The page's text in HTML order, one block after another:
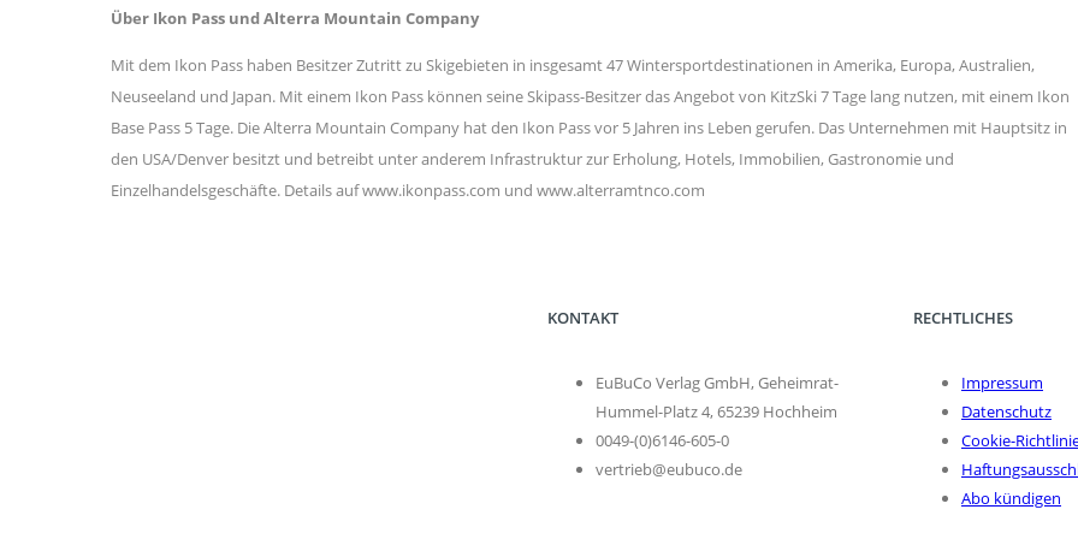
Über Ikon Pass und Alterra Mountain Company
Mit dem Ikon Pass haben Besitzer Zutritt zu Skigebieten in insgesamt 47 Wintersportdestinationen in Amerika, Europa, Australien,
Neuseeland und Japan. Mit einem Ikon Pass können seine Skipass-Besitzer das Angebot von KitzSki 7 Tage lang nutzen, mit einem Ikon
Base Pass 5 Tage. Die Alterra Mountain Company hat den Ikon Pass vor 5 Jahren ins Leben gerufen. Das Unternehmen mit Hauptsitz in
den USA/Denver besitzt und betreibt unter anderem Infrastruktur zur Erholung, Hotels, Immobilien, Gastronomie und
Einzelhandelsgeschäfte. Details auf www.ikonpass.com und www.alterramtnco.com
KONTAKT
EuBuCo Verlag GmbH, Geheimrat-
Hummel-Platz 4, 65239 Hochheim
0049-(0)6146-605-0
vertrieb@eubuco.de
RECHTLICHES
Impressum
Datenschutz
Cookie-
Abo kündigen